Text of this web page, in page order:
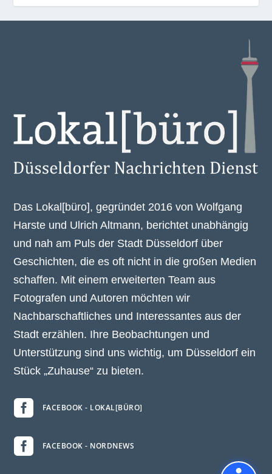
Das Lokal[büro], gegründet 2016 von Wolfgang
Harste und Ulrich Altmann, berichtet unabhängig
und nah am Puls der Stadt Düsseldorf über
Geschichten, die es oft nicht in die großen Medien
schaffen. Mit einem erweiterten Team aus
Fotografen und Autoren möchten wir
Nachbarschaftliches und Interessantes aus der
Stadt erzählen. Ihre Beobachtungen und
Unterstützung sind uns wichtig, um Düsseldorf ein
Stück „Zuhause“ zu bieten.
 FACEBOOK - LOKAL[BÜRO]
 FACEBOOK - NORDNEWS